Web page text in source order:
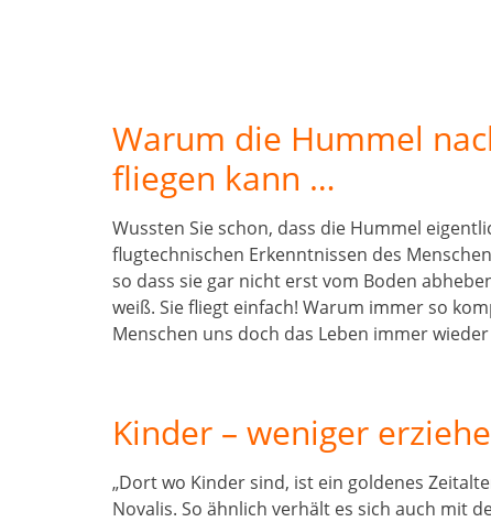
Warum die Hummel
fliegen kann …
Wussten Sie schon, dass die Hummel
flugtechnischen Erkenntnissen des
so dass sie gar nicht erst vom Boden
weiß. Sie fliegt einfach! Warum immer so
Menschen uns doch das Leben immer
Kinder – weniger
„Dort wo Kinder sind, ist ein goldenes
Novalis. So ähnlich verhält es sich auch mit